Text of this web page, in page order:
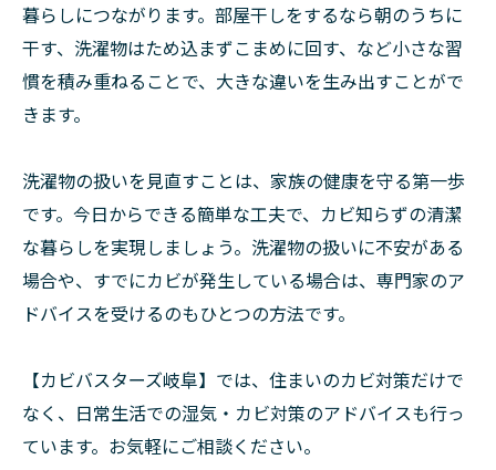
暮らしにつながります。部屋干しをするなら朝のうちに
干す、洗濯物はため込まずこまめに回す、など小さな習
慣を積み重ねることで、大きな違いを生み出すことがで
きます。
洗濯物の扱いを見直すことは、家族の健康を守る第一歩
です。今日からできる簡単な工夫で、カビ知らずの清潔
な暮らしを実現しましょう。洗濯物の扱いに不安がある
場合や、すでにカビが発生している場合は、専門家のア
ドバイスを受けるのもひとつの方法です。
【カビバスターズ岐阜】では、住まいのカビ対策だけで
なく、日常生活での湿気・カビ対策のアドバイスも行っ
ています。お気軽にご相談ください。